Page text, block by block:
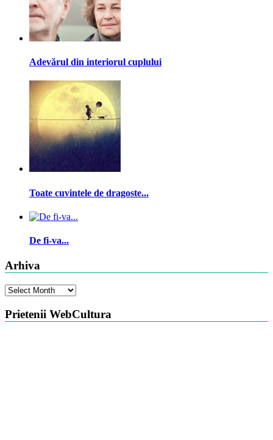
Adevărul din interiorul cuplului
Toate cuvintele de dragoste...
De fi-va...
Arhiva
Arhiva
Prietenii WebCultura